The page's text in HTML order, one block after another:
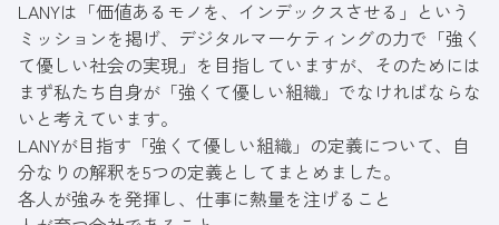
ルティングに取り組んでいる。 X・YouTubeチ
ャンネルで「SEOおたく」としても情報発信
中。著書『強いSEO』『強いBtoBマーケティ
ング』『強いLLMO』（エムディエヌコーポレ
ーション）出版。
LANYは「価値あるモノを、インデックスさせる」という
ミッションを掲げ、デジタルマーケティングの力で「強く
て優しい社会の実現」を目指していますが、そのためには
まず私たち自身が「強くて優しい組織」でなければならな
いと考えています。
LANYが目指す「強くて優しい組織」の定義について、自
分なりの解釈を5つの定義としてまとめました。
各人が強みを発揮し、仕事に熱量を注げること